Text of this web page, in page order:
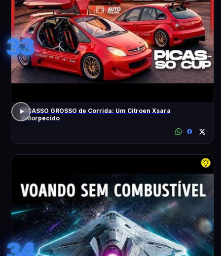
33
PICASSO GROSSO de Corrida: Um Citroen Xsara
Entorpecido